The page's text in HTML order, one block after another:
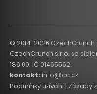
© 2014-2026
CzechCrunch s.r.o. se
186 00. IČ 01465562.
kontakt:info@cc.cz
Podmínky užívání| Zásady